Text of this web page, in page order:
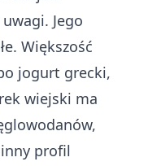
Jego
Większość
jogurt grecki,
wiejski ma
profil